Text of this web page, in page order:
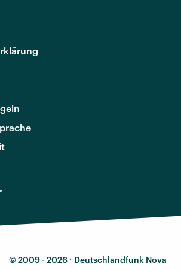
© 2009 - 2026 · Deutschlandfunk Nova